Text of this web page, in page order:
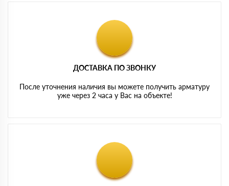
ДОСТАВКА ПО ЗВОНКУ
После уточнения наличия вы можете получить арматуру
уже через 2 часа у Вас на объекте!